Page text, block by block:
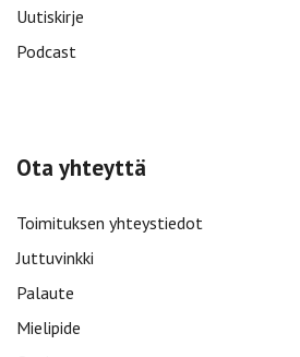
Uutiskirje
Podcast
Ota yhteyttä
Toimituksen yhteystiedot
Juttuvinkki
Palaute
Mielipide